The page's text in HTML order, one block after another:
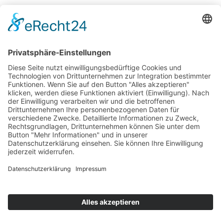
Jetzt vernetzen!
Die ESB auf LinkedIn
Newsletter abonnieren
Events
360° ENTERTAINMENT
eps ARENA SUMMIT
FANCOMMERCE FORUM
MARKENFESTIVAL
Markenforum
SCHWEIZER MARKENKONGRESS
SPORT.FORUM.SCHWEIZ